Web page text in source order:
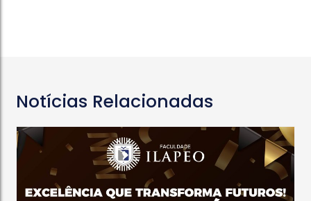
Notícias Relacionadas